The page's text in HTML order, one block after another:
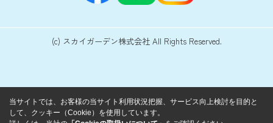
(c) スカイガーデン株式会社 All Rights Reserved.
当サイトでは、お客様の当サイト利用状況把握、サービス向上検討を目的と
して、クッキー（Cookie）を使用しています。